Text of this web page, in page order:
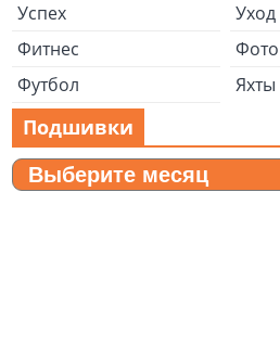
Успех
Уход
Фитнес
Фото
Футбол
Яхты
Подшивки
Подшивки